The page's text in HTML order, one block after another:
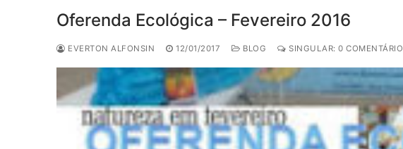
Oferenda Ecológica – Fevereiro 2016
EVERTON ALFONSIN 12/01/2017 BLOG SINGULAR: 0 COMENTÁRIO